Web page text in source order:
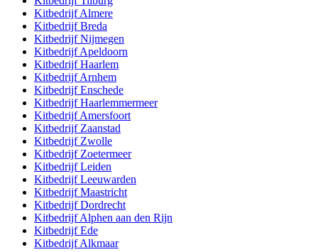
KitbedrijfAlmere
KitbedrijfBreda
KitbedrijfNijmegen
KitbedrijfApeldoorn
KitbedrijfHaarlem
KitbedrijfArnhem
KitbedrijfEnschede
KitbedrijfHaarlemmermeer
KitbedrijfAmersfoort
Kitbedrijf Zaanstad
Kitbedrijf Zwolle
Kitbedrijf Zoetermeer
KitbedrijfLeiden
KitbedrijfLeeuwarden
KitbedrijfMaastricht
KitbedrijfDordrecht
KitbedrijfAlphen aan den Rijn
KitbedrijfEde
KitbedrijfAlkmaar